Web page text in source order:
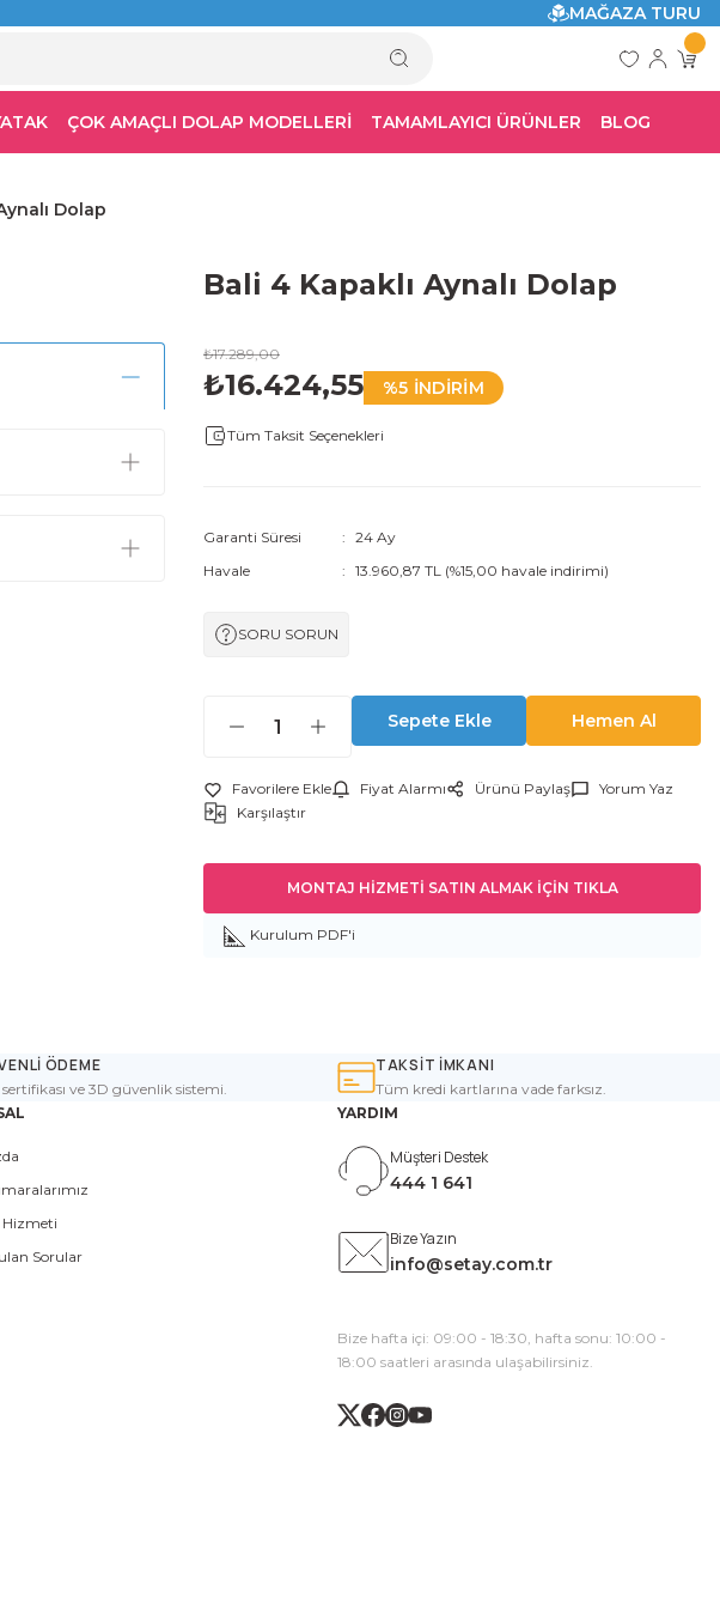
MAĞAZA TURU
ÇOK AMAÇLI DOLAP MODELLERİ TAMAMLAYICI ÜRÜNLER BLOG
Dolap
Bali 4 Kapaklı Aynalı Dolap
₺17.289,00
₺16.424,55 %5 İNDİRİM
Tüm Taksit Seçenekleri
Garanti Süresi
24 Ay
Havale
13.960,87 TL (%15,00 havale indirimi)
SORU SORUN
Sepete Ekle Hemen Al
Fiyat Alarmı Ürünü Paylaş
Yorum Yaz
Karşılaştır
MONTAJ HİZMETİ SATIN ALMAK İÇİN TIKLA
Kurulum PDF'i
ÖDEME
sertifikası ve 3D güvenlik sistemi.
TAKSİT İMKANI
Tüm kredi kartlarına vade farksız.
Sorular
YARDIM
Müşteri Destek
444 1 641
Bize Yazın
info@setay.com.tr
Bize hafta içi: 09:00 - 18:30, hafta sonu: 10:00 -
18:00 saatleri arasında ulaşabilirsiniz.